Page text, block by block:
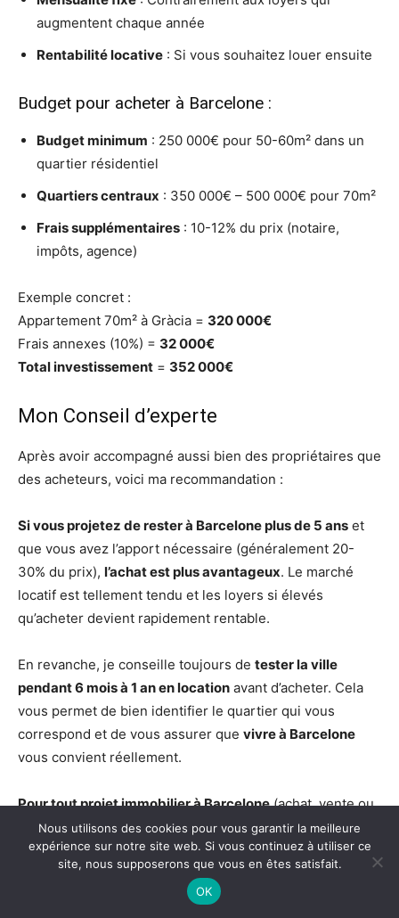
augmentent chaque année
Rentabilité locative : Si vous souhaitez louer ensuite
Budget pour acheter à Barcelone :
Budget minimum : 250 000€ pour 50-60m² dans un
quartier résidentiel
Quartiers centraux : 350 000€ – 500 000€ pour 70m²
Frais supplémentaires : 10-12% du prix (notaire,
impôts, agence)
Exemple concret :
Appartement 70m² à Gràcia = 320 000€
Frais annexes (10%) = 32 000€
Total investissement = 352 000€
Mon Conseil d’experte
Après avoir accompagné aussi bien des propriétaires que
des acheteurs, voici ma recommandation :
Si vous projetez de rester à Barcelone plus de 5 ans et
que vous avez l’apport nécessaire (généralement 20-
30% du prix), l’achat est plus avantageux. Le marché
locatif est tellement tendu et les loyers si élevés
qu’acheter devient rapidement rentable.
En revanche, je conseille toujours de tester la ville
pendant 6 mois à 1 an en location avant d’acheter. Cela
vous permet de bien identifier le quartier qui vous
correspond et de vous assurer que vivre à Barcelone
vous convient réellement.
Pour tout projet immobilier à Barcelone(achat, vente ou
location),contactez-moi directement en tant qu’agent
SAFTI. Je vous accompagne de A à Z avec l’œil d’une
expatriée qui connaît les pièges à éviter et les
Nous utilisons des cookies pour vous garantir la meilleure
expérience sur notre site web. Si vous continuez à utiliser ce
site, nous supposerons que vous en êtes satisfait.
OK